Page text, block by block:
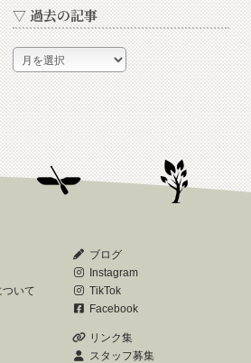
▽ 過去の記事
▽
過
去
の
記
事
いて
ブログ
Instagram
TikTok
Facebook
リンク集
スタッフ募集